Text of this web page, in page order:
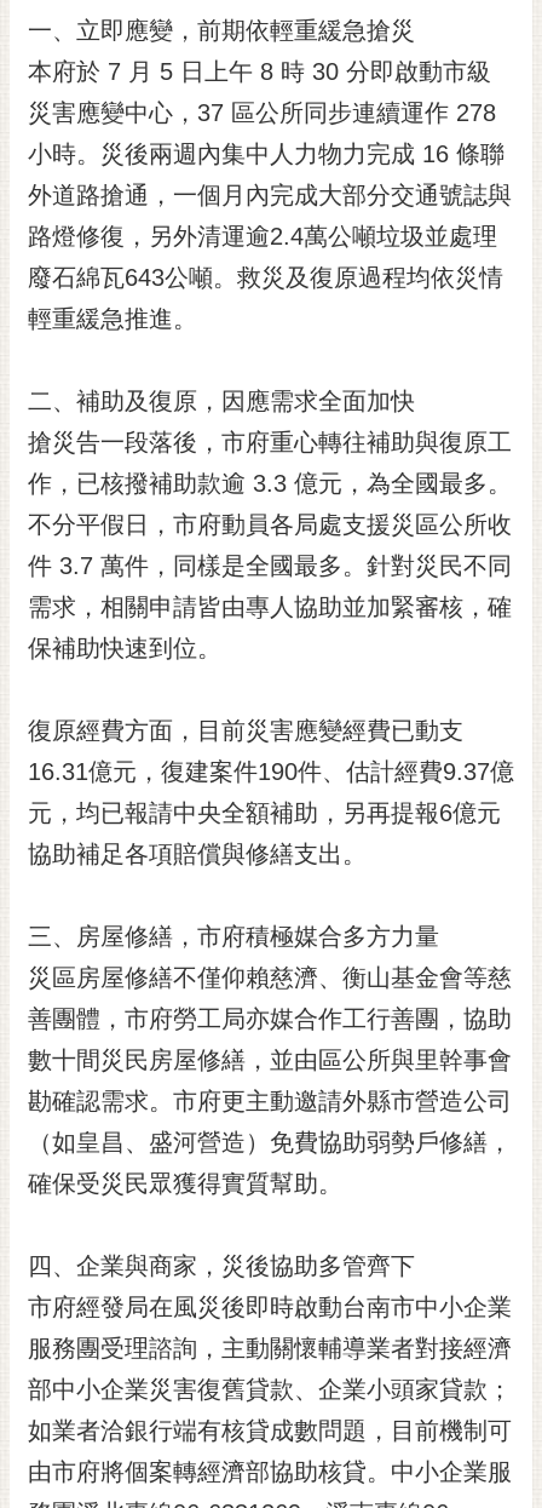
子
報
市
民
信
箱
English
日
本
隱
私
權
及
安
全
政
策
網
料
放
宣
告
交
通
位
置
一、立即應變，前期依輕重緩急搶災
本府於 7 月 5 日上午 8 時 30 分即啟動市級
災害應變中心，37 區公所同步連續運作 278
小時。災後兩週內集中人力物力完成 16 條聯
外道路搶通，一個月內完成大部分交通號誌與
路燈修復，另外清運逾2.4萬公噸垃圾並處理
廢石綿瓦643公噸。救災及復原過程均依災情
輕重緩急推進。
二、補助及復原，因應需求全面加快
搶災告一段落後，市府重心轉往補助與復原工
作，已核撥補助款逾 3.3 億元，為全國最多。
不分平假日，市府動員各局處支援災區公所收
件 3.7 萬件，同樣是全國最多。針對災民不同
需求，相關申請皆由專人協助並加緊審核，確
保補助快速到位。
復原經費方面，目前災害應變經費已動支
16.31億元，復建案件190件、估計經費9.37億
元，均已報請中央全額補助，另再提報6億元
協助補足各項賠償與修繕支出。
三、房屋修繕，市府積極媒合多方力量
災區房屋修繕不僅仰賴慈濟、衡山基金會等慈
善團體，市府勞工局亦媒合作工行善團，協助
數十間災民房屋修繕，並由區公所與里幹事會
勘確認需求。市府更主動邀請外縣市營造公司
（如皇昌、盛河營造）免費協助弱勢戶修繕，
確保受災民眾獲得實質幫助。
四、企業與商家，災後協助多管齊下
市府經發局在風災後即時啟動台南市中小企業
服務團受理諮詢，主動關懷輔導業者對接經濟
部中小企業災害復舊貸款、企業小頭家貸款；
如業者洽銀行端有核貸成數問題，目前機制可
由市府將個案轉經濟部協助核貸。中小企業服